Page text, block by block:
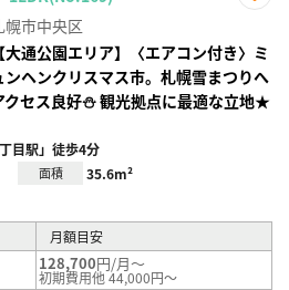
り登
録
幌市中央区
【大通公園エリア】〈エアコン付き〉ミ
ンヘンクリスマス市。札幌雪まつりへ
クセス良好⛄ 観光拠点に最適な立地★
目駅」徒歩4分
面積 35.6m²
月額目安
128,700円/月～
初期費用他 44,000円～